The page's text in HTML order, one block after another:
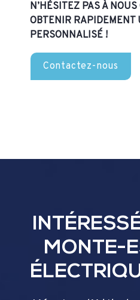
N’HÉSITEZ PAS À
OBTENIR RAPIDEMENT
PERSONNALISÉ !
Contactez-nous
MONTE-